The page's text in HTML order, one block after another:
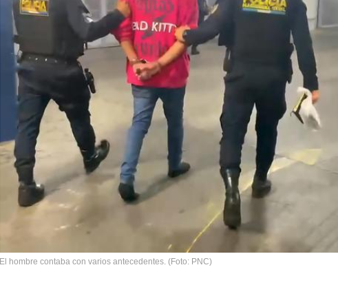
El hombre contaba con varios antecedentes. (Foto: PNC)